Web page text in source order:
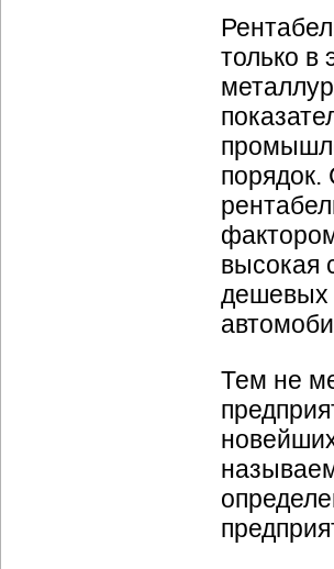
только в
порядок.
высокая
дешевых
Тем не